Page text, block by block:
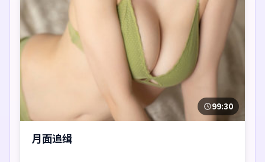
99:30
月面追缉